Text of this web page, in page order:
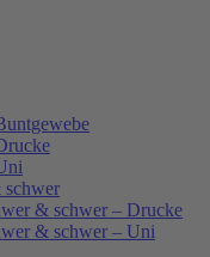
schwer
& schwer – Drucke
& schwer – Uni